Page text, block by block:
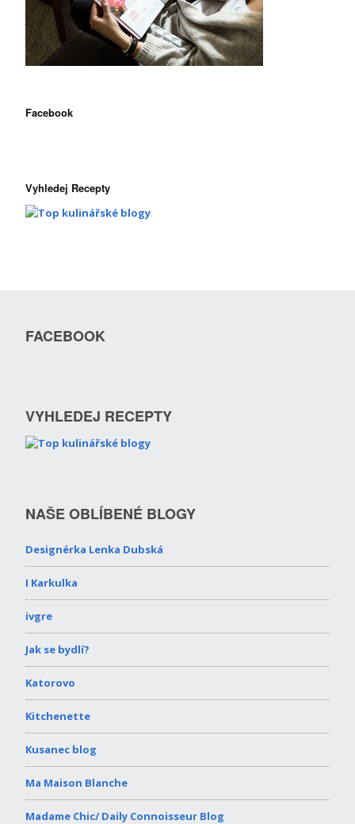
Facebook
Vyhledej Recepty
FACEBOOK
VYHLEDEJ RECEPTY
NAŠE OBLÍBENÉ BLOGY
Designérka Lenka Dubská
I Karkulka
ivgre
Jak se bydlí?
Katorovo
Kitchenette
Kusanec blog
Ma Maison Blanche
Madame Chic/ Daily Connoisseur Blog